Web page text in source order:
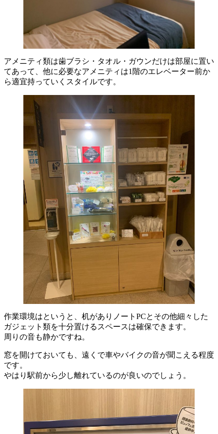
アメニティ類は歯ブラシ・タオル・ガウンだけは部屋に置い
てあって、他に必要なアメニティは1階のエレベーター前か
ら適宜持っていくスタイルです。
作業環境はというと、机がありノートPCとその他細々した
ガジェット類を十分置けるスペースは確保できます。
周りの音も静かですね。
窓を開けておいても、遠くで車やバイクの音が聞こえる程度
です。
やはり駅前から少し離れているのが良いのでしょう。